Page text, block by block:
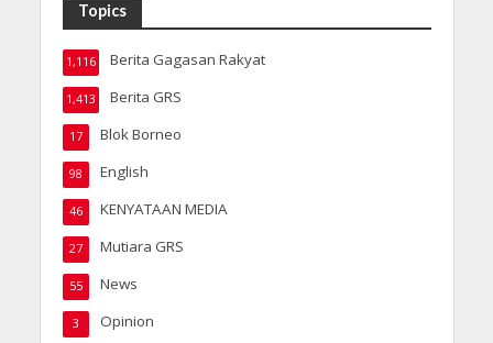
Topics
Berita Gagasan Rakyat
1,116
Berita GRS
1,413
Blok Borneo
17
English
98
KENYATAAN MEDIA
46
Mutiara GRS
27
News
55
Opinion
3